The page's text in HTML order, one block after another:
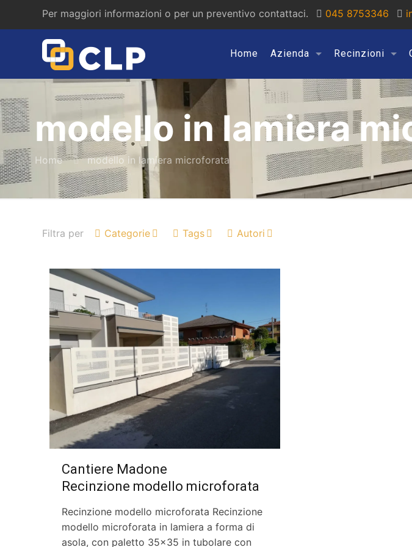
Per maggiori informazioni o per un preventivo contattaci. 045 8753346
Home Azienda Recinzioni
modello in lamiera
Home modello in lamiera microforata
Filtra per Categorie Tags Autori
Cantiere Madone
Recinzione modello microforata
Recinzione modello microforata Recinzione
modello microforata in lamiera a forma di
asola, con paletto 35×35 in tubolare con